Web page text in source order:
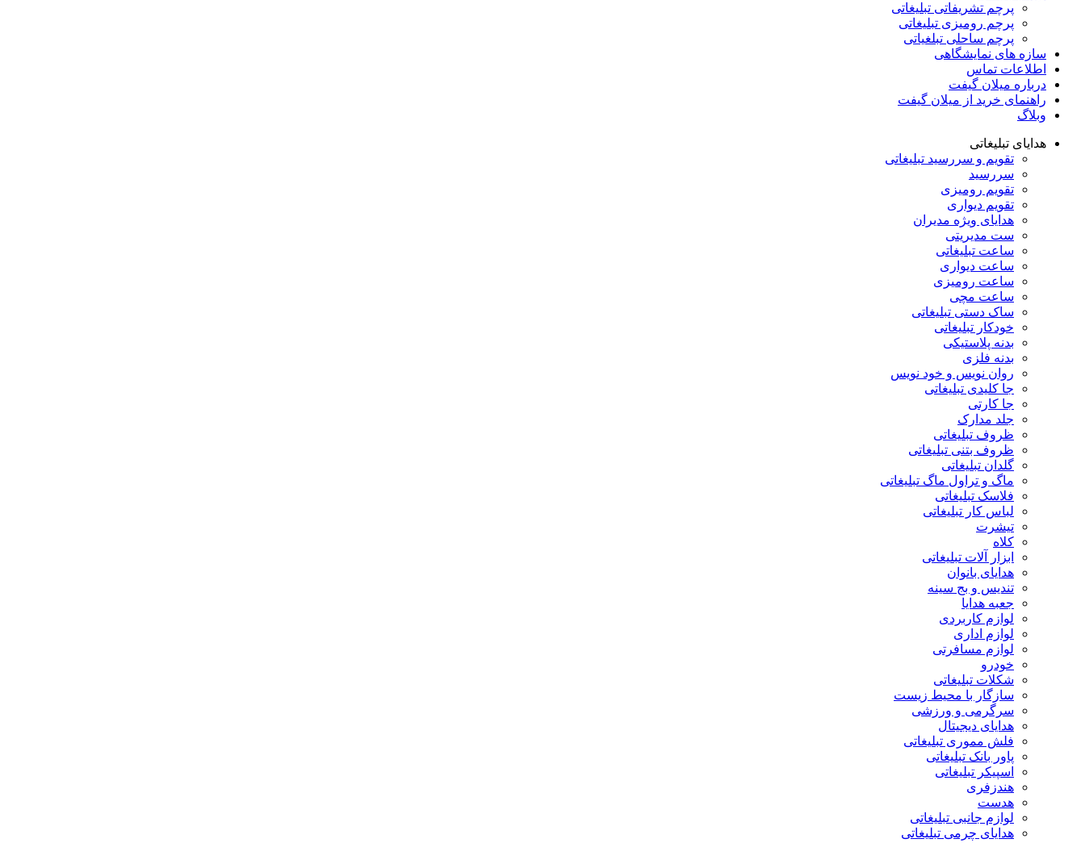
پرچم تشریفاتی تبلیغاتی
پرچم رومیزی تبلیغاتی
پرچم ساحلی تبلغیاتی
سازه های نمایشگاهی
اطلاعات تماس
درباره میلان گیفت
راهنمای خرید از میلان گیفت
وبلاگ
هدایای تبلیغاتی
تقویم و سررسید تبلیغاتی
سررسید
تقویم رومیزی
تقویم دیواری
هدایای ویژه مدیران
ست مدیریتی
ساعت تبلیغاتی
ساعت دیواری
ساعت رومیزی
ساعت مچی
ساک دستی تبلیغاتی
خودکار تبلیغاتی
بدنه پلاستیکی
بدنه فلزی
روان نویس و خود نویس
جا کلیدی تبلیغاتی
جا کارتی
جلد مدارک
ظروف تبلیغاتی
ظروف بتنی تبلیغاتی
گلدان تبلیغاتی
ماگ و تراول ماگ تبلیغاتی
فلاسک تبلیغاتی
لباس کار تبلیغاتی
تیشرت
کلاه
ابزار آلات تبلیغاتی
هدایای بانوان
تندیس و بج سینه
جعبه هدایا
لوازم کاربردی
لوازم اداری
لوازم مسافرتی
خودرو
شکلات تبلیغاتی
سازگار با محیط زیست
سرگرمی و ورزشی
هدایای دیجیتال
فلش مموری تبلیغاتی
پاور بانک تبلیغاتی
اسپیکر تبلیغاتی
هندزفری
هدست
لوازم جانبی تبلیغاتی
هدایای چرمی تبلیغاتی